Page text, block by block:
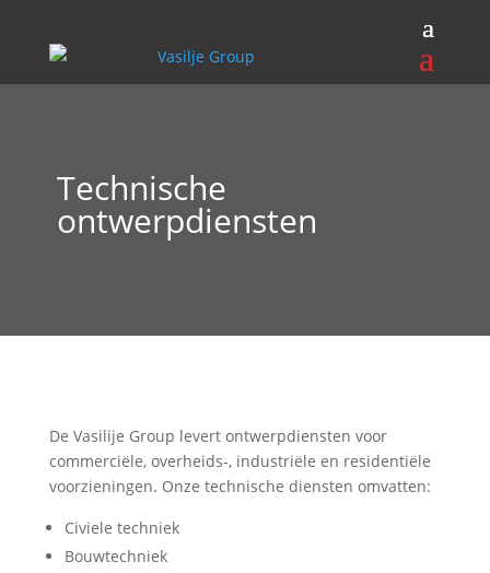
Technische
ontwerpdiensten
De Vasilije Group levert ontwerpdiensten voor
commerciële, overheids-, industriële en residentiële
voorzieningen. Onze technische diensten omvatten:
Civiele techniek
Bouwtechniek